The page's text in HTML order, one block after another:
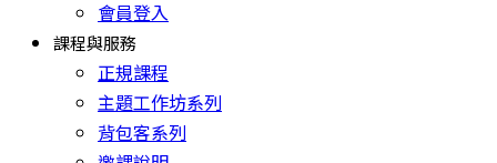
會員登入
課程與服務
正規課程
主題工作坊系列
背包客系列